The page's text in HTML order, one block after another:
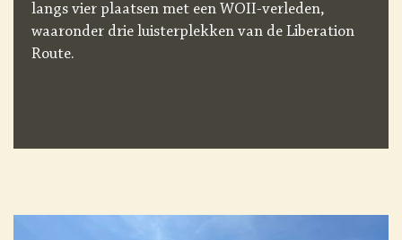
langs vier plaatsen met een WOII-verleden,
waaronder drie luisterplekken van de Liberation
Route.